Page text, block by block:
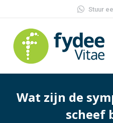
Stuur
Wat zijn de
scheef